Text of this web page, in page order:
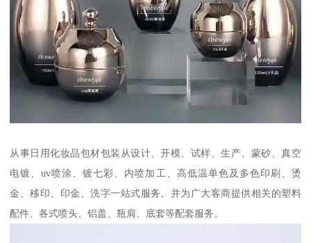
从事日用化妆品包材包装从设计、开模、试样、生产、蒙砂、真空
电镀、uv喷涂、镀七彩、内喷加工、高低温单色及多色印刷、烫
金、移印、印金、洗字一站式服务。并为广大客商提供相关的塑料
配件、各式喷头、铝盖、瓶肩、底套等配套服务。